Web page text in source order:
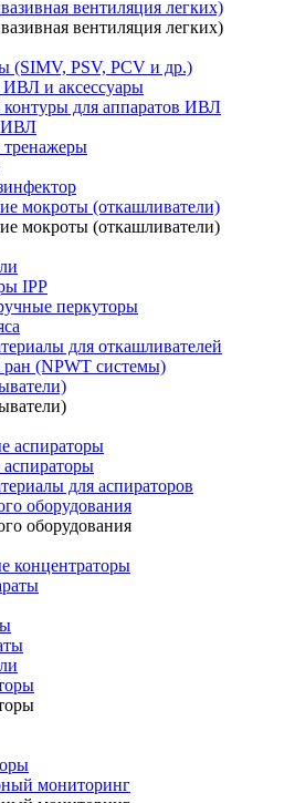
вентиляция легких)
вентиляция легких)
(SIMV, PSV, PCV и др.)
и аксессуары
для аппаратов ИВЛ
ИВЛ
мокроты (откашливатели)
мокроты (откашливатели)
IPP
перкуторы
для откашливателей
ран (NPWT системы)
аспираторы
для аспираторов
оборудования
оборудования
концентраторы
мониторинг